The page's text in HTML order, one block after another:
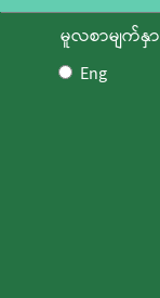
မူလစာမျက်နှာ
Eng